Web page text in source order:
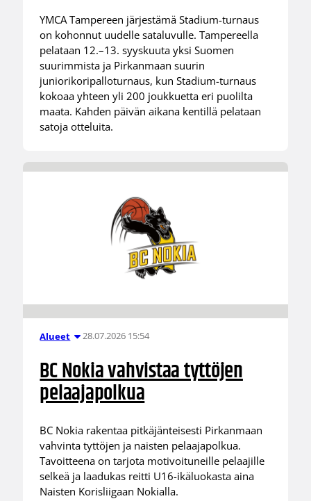
YMCA Tampereen järjestämä Stadium-turnaus
on kohonnut uudelle sataluvulle. Tampereella
pelataan 12.–13. syyskuuta yksi Suomen
suurimmista ja Pirkanmaan suurin
juniorikoripalloturnaus, kun Stadium-turnaus
kokoaa yhteen yli 200 joukkuetta eri puolilta
maata. Kahden päivän aikana kentillä pelataan
satoja otteluita.
Alueet 28.07.2026 15:54
BC Nokia vahvistaa tyttöjen
pelaajapolkua
BC Nokia rakentaa pitkäjänteisesti Pirkanmaan
vahvinta tyttöjen ja naisten pelaajapolkua.
Tavoitteena on tarjota motivoituneille pelaajille
selkeä ja laadukas reitti U16-ikäluokasta aina
Naisten Korisliigaan Nokialla.